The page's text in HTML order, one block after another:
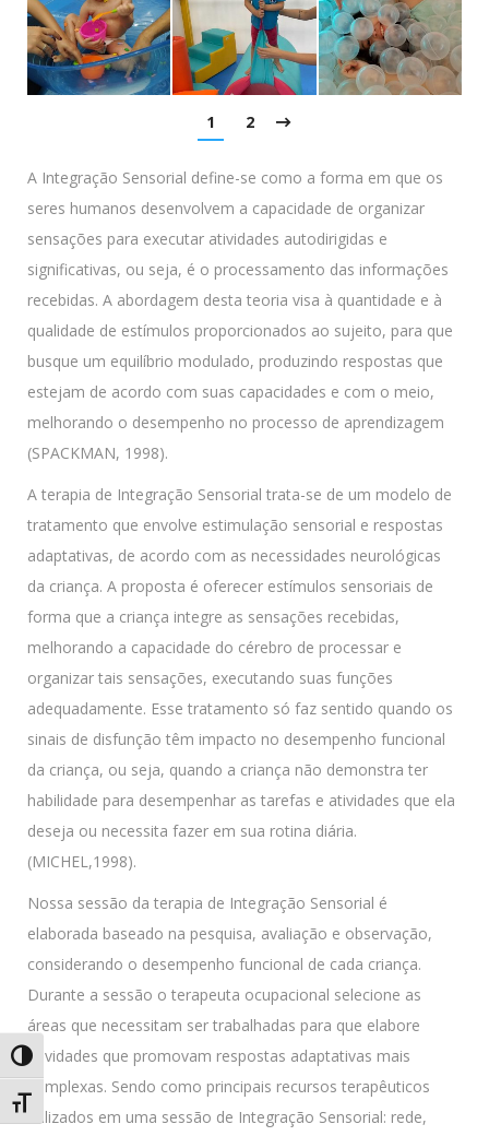
Alternar alto contraste
Alternar tamanho da fonte
1 2
A Integração Sensorial define-se como a forma em que os
seres humanos desenvolvem a capacidade de organizar
sensações para executar atividades autodirigidas e
significativas, ou seja, é o processamento das informações
recebidas. A abordagem desta teoria visa à quantidade e à
qualidade de estímulos proporcionados ao sujeito, para que
busque um equilíbrio modulado, produzindo respostas que
estejam de acordo com suas capacidades e com o meio,
melhorando o desempenho no processo de aprendizagem
(SPACKMAN, 1998).
A terapia de Integração Sensorial trata-se de um modelo de
tratamento que envolve estimulação sensorial e respostas
adaptativas, de acordo com as necessidades neurológicas
da criança. A proposta é oferecer estímulos sensoriais de
forma que a criança integre as sensações recebidas,
melhorando a capacidade do cérebro de processar e
organizar tais sensações, executando suas funções
adequadamente. Esse tratamento só faz sentido quando os
sinais de disfunção têm impacto no desempenho funcional
da criança, ou seja, quando a criança não demonstra ter
habilidade para desempenhar as tarefas e atividades que ela
deseja ou necessita fazer em sua rotina diária.
(MICHEL,1998).
Nossa sessão da terapia de Integração Sensorial é
elaborada baseado na pesquisa, avaliação e observação,
considerando o desempenho funcional de cada criança.
Durante a sessão o terapeuta ocupacional selecione as
áreas que necessitam ser trabalhadas para que elabore
atividades que promovam respostas adaptativas mais
complexas. Sendo como principais recursos terapêuticos
utilizados em uma sessão de Integração Sensorial: rede,